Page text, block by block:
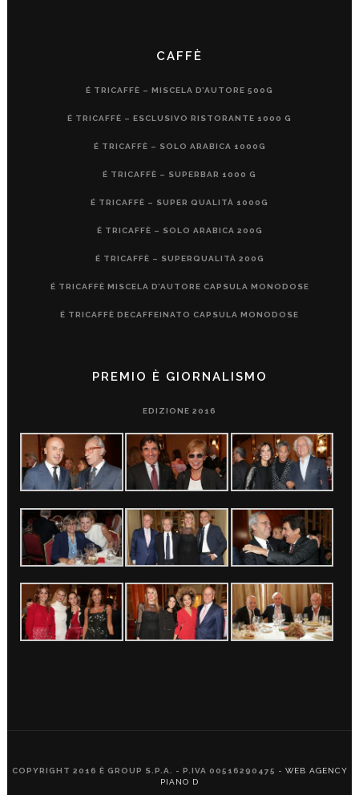
CAFFÈ
É TRICAFFÈ – MISCELA D’AUTORE 500G
É TRICAFFÈ – ESCLUSIVO RISTORANTE 1000 G
É TRICAFFÈ – SOLO ARABICA 1000G
É TRICAFFÈ – SUPERBAR 1000 G
É TRICAFFÈ – SUPER QUALITÀ 1000G
É TRICAFFÈ – SOLO ARABICA 200G
É TRICAFFÈ – SUPERQUALITÀ 200G
É TRICAFFÈ MISCELA D’AUTORE CAPSULA MONODOSE
É TRICAFFÈ DECAFFEINATO CAPSULA MONODOSE
PREMIO È GIORNALISMO
EDIZIONE 2016
COPYRIGHT 2016 È GROUP S.P.A. - P.IVA 00516290475 - WEB AGENCY
PIANO D